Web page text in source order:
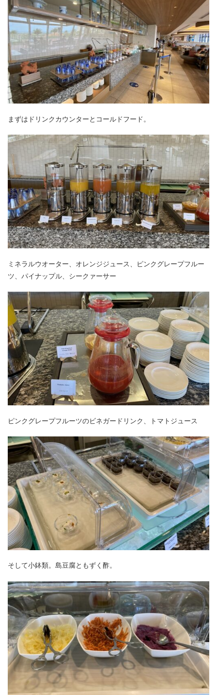
まずはドリンクカウンターとコールドフード。
ミネラルウオーター、オレンジジュース、ピンクグレープフルー
ツ、パイナップル、シークァーサー
ピンクグレープフルーツのビネガードリンク、トマトジュース
そして小鉢類。島豆腐ともずく酢。